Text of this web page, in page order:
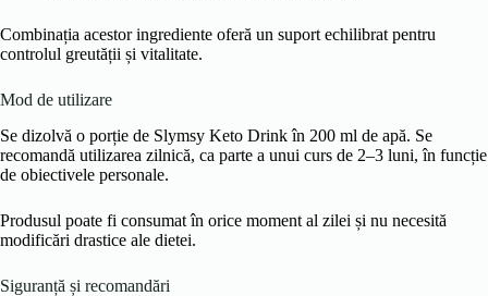
Combinația acestor ingrediente oferă un suport echilibrat pentru
controlul greutății și vitalitate.
Mod de utilizare
Se dizolvă o porție de Slymsy Keto Drink în 200 ml de apă. Se
recomandă utilizarea zilnică, ca parte a unui curs de 2–3 luni, în funcție
de obiectivele personale.
Produsul poate fi consumat în orice moment al zilei și nu necesită
modificări drastice ale dietei.
Siguranță și recomandări